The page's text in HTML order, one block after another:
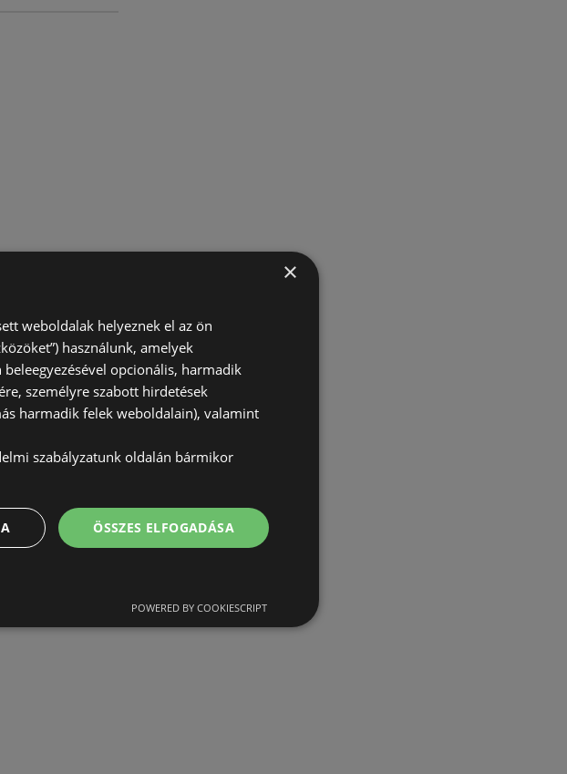
×
weboldalak helyeznek el az ön
használunk, amelyek
opcionális, harmadik
személyre szabott hirdetések
harmadik felek weboldalain), valamint
szabályzatunk oldalán bármikor
ÖSSZES ELFOGADÁSA
POWERED BY COOKIESCRIPT